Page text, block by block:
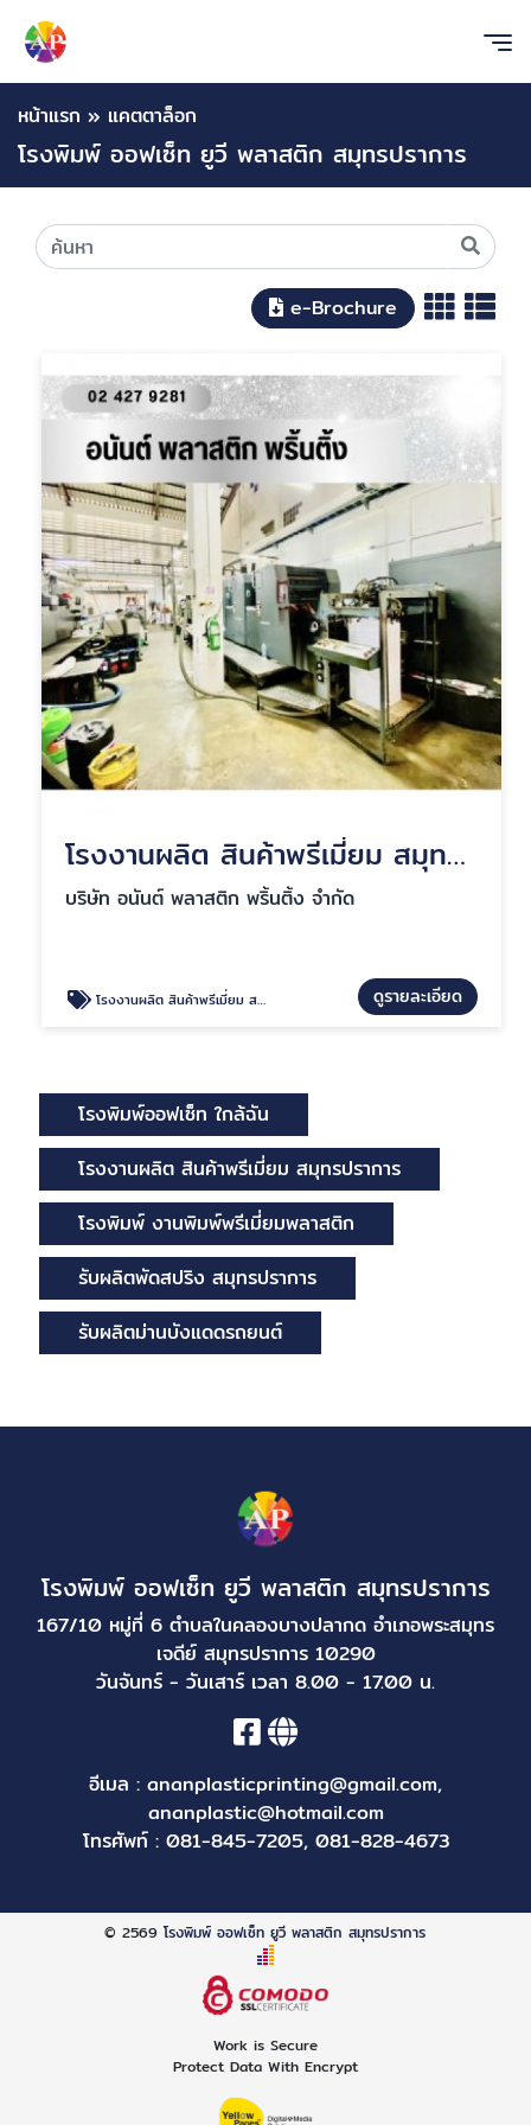
หน้าแรก » แคตตาล็อก
โรงพิมพ์ ออฟเซ็ท ยูวี พลาสติก สมุทรปราการ
e-Brochure
โรงงานผลิต สินค้าพรีเมี่ยม สมุทรปราการ
บริษัท อนันต์ พลาสติก พริ้นติ้ง จำกัด
โรงงานผลิต สินค้าพรีเมี่ยม สมุทรปราการ ดูรายละเอียด
โรงพิมพ์ออฟเซ็ท ใกล้ฉัน
โรงงานผลิต สินค้าพรีเมี่ยม สมุทรปราการ
โรงพิมพ์ งานพิมพ์พรีเมี่ยมพลาสติก
รับผลิตพัดสปริง สมุทรปราการ
รับผลิตม่านบังแดดรถยนต์
โรงพิมพ์ ออฟเซ็ท ยูวี พลาสติก สมุทรปราการ
167/10 หมู่ที่ 6 ตำบลในคลองบางปลากด อำเภอพระสมุทร
เจดีย์ สมุทรปราการ 10290
วันจันทร์ - วันเสาร์ เวลา 8.00 - 17.00 น.
อีเมล : ananplasticprinting@gmail.com,
ananplastic@hotmail.com
โทรศัพท์ : 081-845-7205, 081-828-4673
© 2569โรงพิมพ์ ออฟเซ็ท ยูวี พลาสติก สมุทรปราการ
Work is Secure
Protect Data With Encrypt